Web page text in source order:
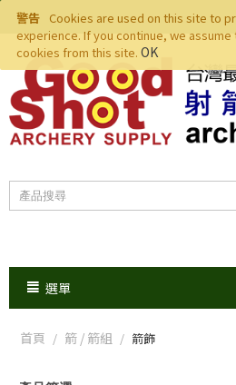
警告 Cookies are used on this site to
experience. If you continue, we
cookies from this site. OK
選單
首頁 / 箭 / 箭組 / 箭飾